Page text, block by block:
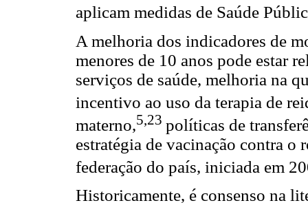
aplicam medidas de Saúde
A melhoria dos indicadores de
menores de 10 anos pode estar
serviços de saúde, melhoria na
incentivo ao uso da terapia de
materno,5,23 políticas de
estratégia de vacinação contra o
federação do país, iniciada em
Historicamente, é consenso na